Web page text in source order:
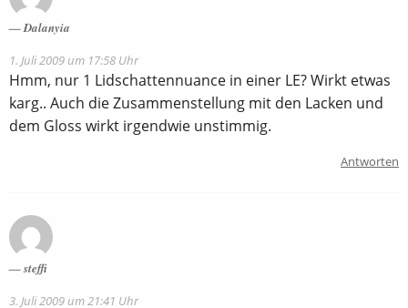
Dalanyia
1. Juli 2009 um 17:58 Uhr
Hmm, nur 1 Lidschattennuance in einer LE? Wirkt etwas
karg.. Auch die Zusammenstellung mit den Lacken und
dem Gloss wirkt irgendwie unstimmig.
Antworten
steffi
3. Juli 2009 um 21:41 Uhr